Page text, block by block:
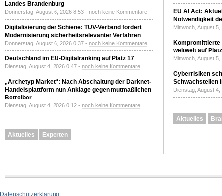
Landes Brandenburg
Donnerstag, August 6, 2026 8:53 - noch keine Kommentare
Digitalisierung der Schiene: TÜV-Verband fordert
Modernisierung sicherheitsrelevanter Verfahren
Donnerstag, August 6, 2026 0:37 - noch keine Kommentare
Deutschland im EU-Digitalranking auf Platz 17
Dienstag, August 4, 2026 0:47 - noch keine Kommentare
„Archetyp Market“: Nach Abschaltung der Darknet-
Handelsplattform nun Anklage gegen mutmaßlichen
Betreiber
Dienstag, August 4, 2026 0:12 - noch keine Kommentare
Aktuelles Experten
EU AI Act:
Notwendigkeit
Mittwoch, August
Kompromittierte
weltweit auf
Mittwoch, August
Cyberrisiken
Schwachstellen
Dienstag, August
Aktuelles
Datenschutzerklärung